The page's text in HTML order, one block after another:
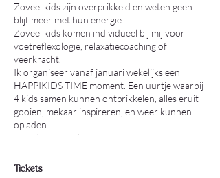
Zoveel kids zijn overprikkeld en weten geen
blijf meer met hun energie.
Zoveel kids komen individueel bij mij voor
voetreflexologie, relaxatiecoaching of
veerkracht.
Ik organiseer vanaf januari wekelijks een
HAPPIKIDS TIME moment. Een uurtje waarbij
4 kids samen kunnen ontprikkelen, alles eruit
gooien, mekaar inspireren, en weer kunnen
opladen.
Waarbij ze elke keer weer nieuwe tools
ademreisjes, movement therapy (van yoga,
Tickets